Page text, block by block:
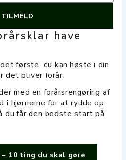
TILMELD
have
første, du kan høste i din
det bliver forår.
med en forårsrengøring af
i hjørnerne for at rydde op
du får den bedste start på
10 ting du skal gøre